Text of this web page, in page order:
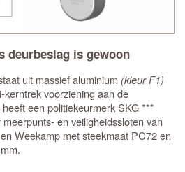
deurbeslag is gewoon
uit massief aluminium (kleur F1)
voorziening aan de
een politiekeurmerk SKG ***
en veiligheidssloten van
Weekamp met steekmaat PC72 en